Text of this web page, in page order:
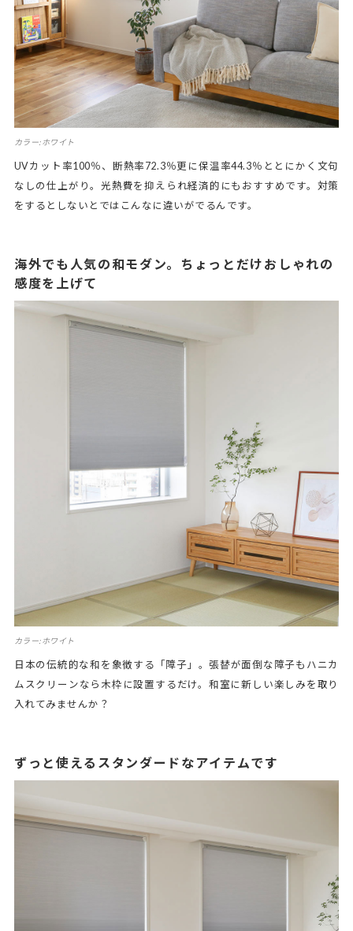
カラー:ホワイト
UVカット率100％、断熱率72.3％更に保温率44.3％ととにかく文句
なしの仕上がり。光熱費を抑えられ経済的にもおすすめです。対策
をするとしないとではこんなに違いがでるんです。
海外でも人気の和モダン。ちょっとだけおしゃれの
感度を上げて
カラー:ホワイト
日本の伝統的な和を象徴する「障子」。張替が面倒な障子もハニカ
ムスクリーンなら木枠に設置するだけ。和室に新しい楽しみを取り
入れてみませんか？
ずっと使えるスタンダードなアイテムです